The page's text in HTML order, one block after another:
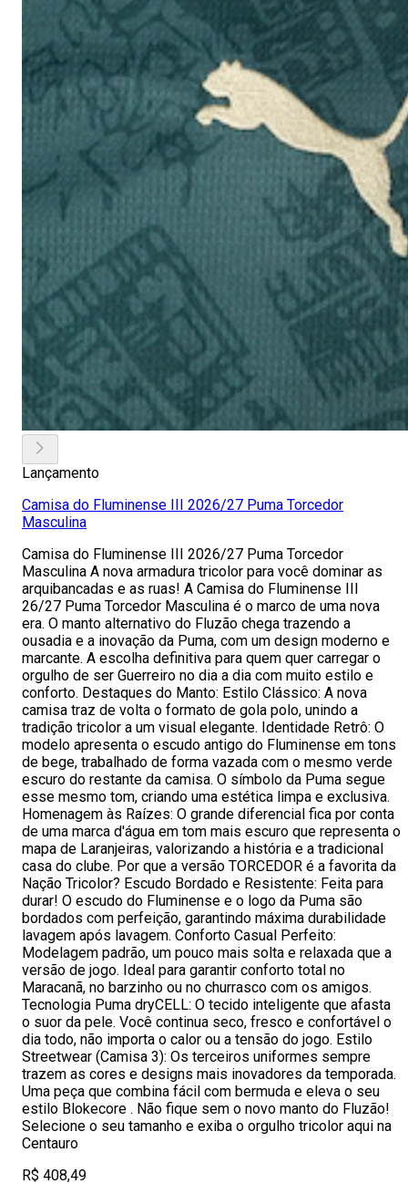
Lançamento
Camisa do Fluminense III 2026/27 Puma Torcedor
Masculina
Camisa do Fluminense III 2026/27 Puma Torcedor
Masculina A nova armadura tricolor para você dominar as
arquibancadas e as ruas! A Camisa do Fluminense III
26/27 Puma Torcedor Masculina é o marco de uma nova
era. O manto alternativo do Fluzão chega trazendo a
ousadia e a inovação da Puma, com um design moderno e
marcante. A escolha definitiva para quem quer carregar o
orgulho de ser Guerreiro no dia a dia com muito estilo e
conforto. Destaques do Manto: Estilo Clássico: A nova
camisa traz de volta o formato de gola polo, unindo a
tradição tricolor a um visual elegante. Identidade Retrô: O
modelo apresenta o escudo antigo do Fluminense em tons
de bege, trabalhado de forma vazada com o mesmo verde
escuro do restante da camisa. O símbolo da Puma segue
esse mesmo tom, criando uma estética limpa e exclusiva.
Homenagem às Raízes: O grande diferencial fica por conta
de uma marca d'água em tom mais escuro que representa o
mapa de Laranjeiras, valorizando a história e a tradicional
casa do clube. Por que a versão TORCEDOR é a favorita da
Nação Tricolor? Escudo Bordado e Resistente: Feita para
durar! O escudo do Fluminense e o logo da Puma são
bordados com perfeição, garantindo máxima durabilidade
lavagem após lavagem. Conforto Casual Perfeito:
Modelagem padrão, um pouco mais solta e relaxada que a
versão de jogo. Ideal para garantir conforto total no
Maracanã, no barzinho ou no churrasco com os amigos.
Tecnologia Puma dryCELL: O tecido inteligente que afasta
o suor da pele. Você continua seco, fresco e confortável o
dia todo, não importa o calor ou a tensão do jogo. Estilo
Streetwear (Camisa 3): Os terceiros uniformes sempre
trazem as cores e designs mais inovadores da temporada.
Uma peça que combina fácil com bermuda e eleva o seu
estilo Blokecore . Não fique sem o novo manto do Fluzão!
Selecione o seu tamanho e exiba o orgulho tricolor aqui na
Centauro
R$ 408,49